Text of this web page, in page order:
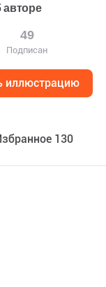
49
Подписан
иллюстрацию
130